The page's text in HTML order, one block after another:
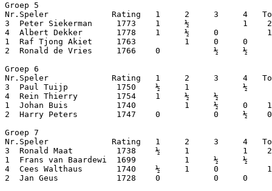
Groep 5
Nr.Speler             Rating   1     2     3     4
3  Peter Siekerman     1773    1     ½           1
4  Albert Dekker       1778    1     ½     0
1  Raf Tjong Akiet     1763          1     0     0
2  Ronald de Vries     1766    0           ½     ½
Groep 6
Nr.Speler             Rating   1     2     3     4
3  Paul Tuijp          1750    ½     1           ½
4  Rein Thierry        1754    1     ½     ½
1  Johan Buis          1740          1     ½     0
2  Harry Peters        1747    0           0     ½
Groep 7
Nr.Speler             Rating   1     2     3     4
3  Ronald Maat         1738    ½     1           1
1  Frans van Baardewi  1699          1     ½     ½
4  Cees Walthaus       1740    ½     1     0
2  Jan Geus            1728    0           0     0